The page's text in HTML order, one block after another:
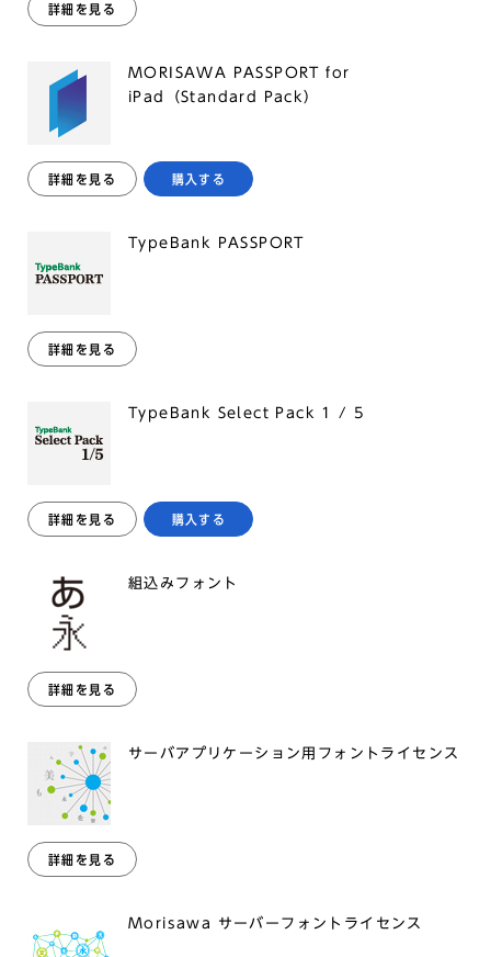
詳細を見る
MORISAWA PASSPORT for
iPad（Standard Pack）
詳細を見る 購入する
TypeBank PASSPORT
詳細を見る
TypeBank Select Pack 1 / 5
詳細を見る 購入する
組込みフォント
詳細を見る
サーバアプリケーション用フォントライセンス
詳細を見る
Morisawa サーバーフォントライセンス